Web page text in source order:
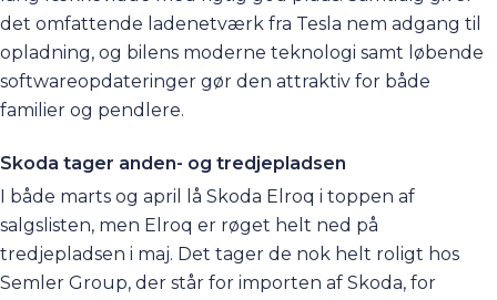
det omfattende ladenetværk fra Tesla nem adgang til
opladning, og bilens moderne teknologi samt løbende
softwareopdateringer gør den attraktiv for både
familier og pendlere.
Skoda tager anden- og tredjepladsen
I både marts og april lå Skoda Elroq i toppen af
salgslisten, men Elroq er røget helt ned på
tredjepladsen i maj. Det tager de nok helt roligt hos
Semler Group, der står for importen af Skoda, for